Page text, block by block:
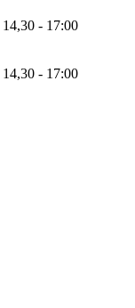
14,30 - 17:00
14,30 - 17:00